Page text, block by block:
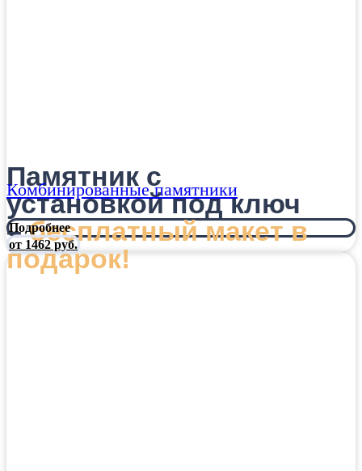
Памятник с
установкой под ключ
–бесплатный макет в
подарок!
Комбинированные памятники
Подробнее
от 1462 руб.